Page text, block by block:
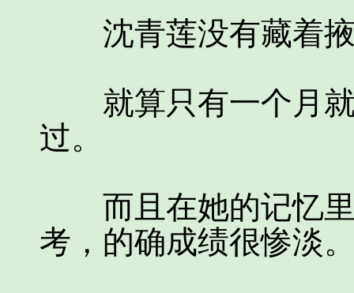
沈青莲没有藏着掖
就算只有一个月就
过。
而且在她的记忆里
考，的确成绩很惨淡